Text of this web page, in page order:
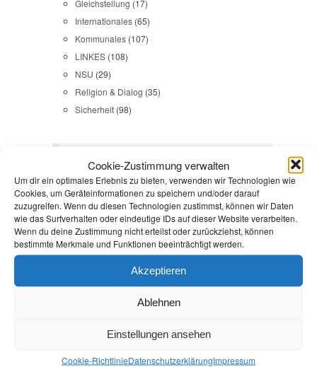
Cookie-Zustimmung verwalten
Um dir ein optimales Erlebnis zu bieten, verwenden wir Technologien wie
Cookies, um Geräteinformationen zu speichern und/oder darauf
zuzugreifen. Wenn du diesen Technologien zustimmst, können wir Daten
wie das Surfverhalten oder eindeutige IDs auf dieser Website verarbeiten.
Wenn du deine Zustimmung nicht erteilst oder zurückziehst, können
bestimmte Merkmale und Funktionen beeinträchtigt werden.
Akzeptieren
Ablehnen
Einstellungen ansehen
Cookie-RichtlinieDatenschutz­erklärungImpressum
Gleichstellung (17)
Internationales (65)
Kommunales (107)
LINKES (108)
NSU (29)
Religion & Dialog (35)
Sicherheit (98)
unbegleitete minderjährige Flüchtlinge in Luckenwalde
luckenwalde1